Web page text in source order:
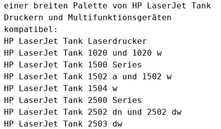
einer breiten Palette von HP LaserJet Tank
Druckern und Multifunktionsgeräten
kompatibel:
HP LaserJet Tank Laserdrucker
HP LaserJet Tank 1020 und 1020 w
HP LaserJet Tank 1500 Series
HP LaserJet Tank 1502 a und 1502 w
HP LaserJet Tank 1504 w
HP LaserJet Tank 2500 Series
HP LaserJet Tank 2502 dn und 2502 dw
HP LaserJet Tank 2503 dw